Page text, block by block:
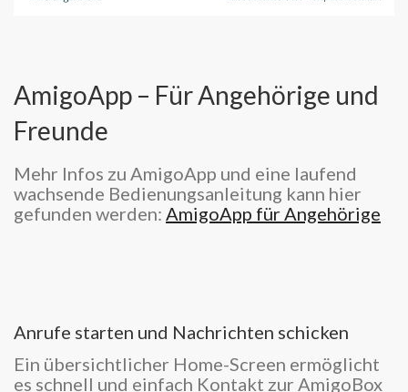
AmigoApp – Für Angehörige und
Freunde
Mehr Infos zu AmigoApp und eine laufend
wachsende Bedienungsanleitung kann hier
gefunden werden: AmigoApp für Angehörige
Anrufe starten und Nachrichten schicken
Ein übersichtlicher Home-Screen ermöglicht
es schnell und einfach Kontakt zur AmigoBox